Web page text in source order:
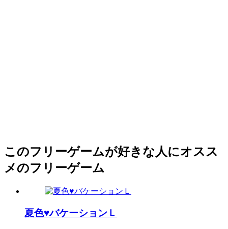
このフリーゲームが好きな人にオスス
メのフリーゲーム
夏色♥バケーションＬ